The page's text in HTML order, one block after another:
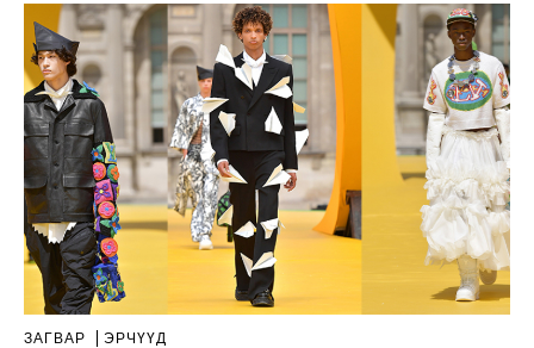
ЗАГВАР ЭРЧҮҮД